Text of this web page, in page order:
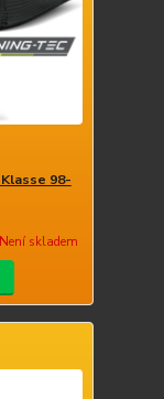
98-
Není skladem